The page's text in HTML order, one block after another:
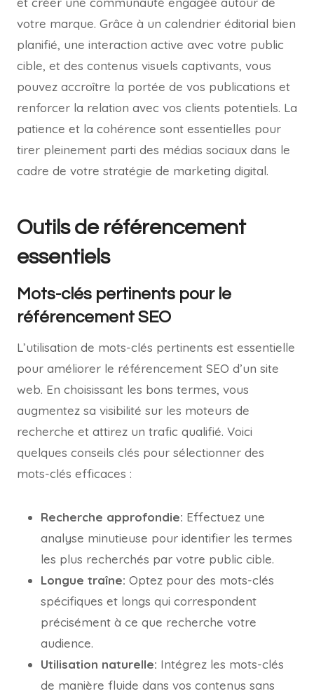
votre marque. Grâce à un calendrier éditorial bien
planifié, une interaction active avec votre public
cible, et des contenus visuels captivants, vous
pouvez accroître la portée de vos publications et
renforcer la relation avec vos clients potentiels. La
patience et la cohérence sont essentielles pour
tirer pleinement parti des médias sociaux dans le
cadre de votre stratégie de marketing digital.
Outils de référencement
essentiels
Mots-clés pertinents pour le
référencement SEO
L’utilisation de mots-clés pertinents est essentielle
pour améliorer le référencement SEO d’un site
web. En choisissant les bons termes, vous
augmentez sa visibilité sur les moteurs de
recherche et attirez un trafic qualifié. Voici
quelques conseils clés pour sélectionner des
mots-clés efficaces :
Recherche approfondie: Effectuez une
analyse minutieuse pour identifier les termes
les plus recherchés par votre public cible.
Longue traîne: Optez pour des mots-clés
spécifiques et longs qui correspondent
précisément à ce que recherche votre
audience.
Utilisation naturelle: Intégrez les mots-clés
de manière fluide dans vos contenus sans